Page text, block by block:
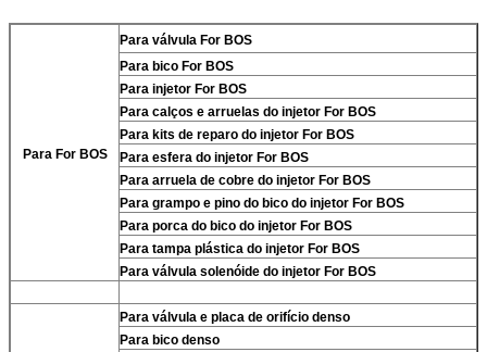
Para For BOS
Para válvula For BOS
Para bico For BOS
Para injetor For BOS
Para calços e arruelas do injetor For BOS
Para kits de reparo do injetor For BOS
Para esfera do injetor For BOS
Para arruela de cobre do injetor For BOS
Para grampo e pino do bico do injetor For BOS
Para porca do bico do injetor For BOS
Para tampa plástica do injetor For BOS
Para válvula solenóide do injetor For BOS
Para válvula e placa de orifício denso
Para bico denso